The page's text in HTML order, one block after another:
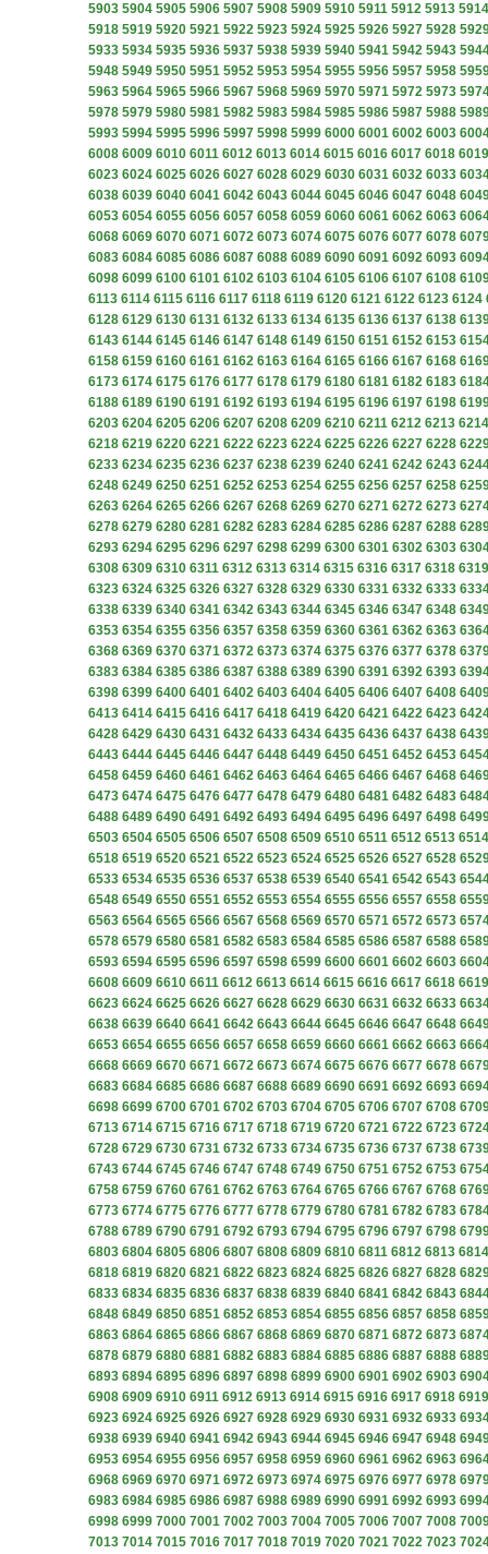
5903 5904 5905 5906 5907 5908 5909 5910 5911 5912 5913 5914
5918 5919 5920 5921 5922 5923 5924 5925 5926 5927 5928
5933 5934 5935 5936 5937 5938 5939 5940 5941 5942 5943
5948 5949 5950 5951 5952 5953 5954 5955 5956 5957 5958
5963 5964 5965 5966 5967 5968 5969 5970 5971 5972 5973
5978 5979 5980 5981 5982 5983 5984 5985 5986 5987 5988
5993 5994 5995 5996 5997 5998 5999 6000 6001 6002 6003
6008 6009 6010 6011 6012 6013 6014 6015 6016 6017 6018 6019
6023 6024 6025 6026 6027 6028 6029 6030 6031 6032 6033
6038 6039 6040 6041 6042 6043 6044 6045 6046 6047 6048
6053 6054 6055 6056 6057 6058 6059 6060 6061 6062 6063
6068 6069 6070 6071 6072 6073 6074 6075 6076 6077 6078
6083 6084 6085 6086 6087 6088 6089 6090 6091 6092 6093
6098 6099 6100 6101 6102 6103 6104 6105 6106 6107 6108
6113 6114 6115 6116 6117 6118 6119 6120 6121 6122 6123 6124
6128 6129 6130 6131 6132 6133 6134 6135 6136 6137 6138
6143 6144 6145 6146 6147 6148 6149 6150 6151 6152 6153
6158 6159 6160 6161 6162 6163 6164 6165 6166 6167 6168
6173 6174 6175 6176 6177 6178 6179 6180 6181 6182 6183
6188 6189 6190 6191 6192 6193 6194 6195 6196 6197 6198
6203 6204 6205 6206 6207 6208 6209 6210 6211 6212 6213 6214
6218 6219 6220 6221 6222 6223 6224 6225 6226 6227 6228
6233 6234 6235 6236 6237 6238 6239 6240 6241 6242 6243
6248 6249 6250 6251 6252 6253 6254 6255 6256 6257 6258
6263 6264 6265 6266 6267 6268 6269 6270 6271 6272 6273
6278 6279 6280 6281 6282 6283 6284 6285 6286 6287 6288
6293 6294 6295 6296 6297 6298 6299 6300 6301 6302 6303
6308 6309 6310 6311 6312 6313 6314 6315 6316 6317 6318 6319
6323 6324 6325 6326 6327 6328 6329 6330 6331 6332 6333
6338 6339 6340 6341 6342 6343 6344 6345 6346 6347 6348
6353 6354 6355 6356 6357 6358 6359 6360 6361 6362 6363
6368 6369 6370 6371 6372 6373 6374 6375 6376 6377 6378
6383 6384 6385 6386 6387 6388 6389 6390 6391 6392 6393
6398 6399 6400 6401 6402 6403 6404 6405 6406 6407 6408
6413 6414 6415 6416 6417 6418 6419 6420 6421 6422 6423
6428 6429 6430 6431 6432 6433 6434 6435 6436 6437 6438
6443 6444 6445 6446 6447 6448 6449 6450 6451 6452 6453
6458 6459 6460 6461 6462 6463 6464 6465 6466 6467 6468
6473 6474 6475 6476 6477 6478 6479 6480 6481 6482 6483
6488 6489 6490 6491 6492 6493 6494 6495 6496 6497 6498
6503 6504 6505 6506 6507 6508 6509 6510 6511 6512 6513 6514
6518 6519 6520 6521 6522 6523 6524 6525 6526 6527 6528
6533 6534 6535 6536 6537 6538 6539 6540 6541 6542 6543
6548 6549 6550 6551 6552 6553 6554 6555 6556 6557 6558
6563 6564 6565 6566 6567 6568 6569 6570 6571 6572 6573
6578 6579 6580 6581 6582 6583 6584 6585 6586 6587 6588
6593 6594 6595 6596 6597 6598 6599 6600 6601 6602 6603
6608 6609 6610 6611 6612 6613 6614 6615 6616 6617 6618 6619
6623 6624 6625 6626 6627 6628 6629 6630 6631 6632 6633
6638 6639 6640 6641 6642 6643 6644 6645 6646 6647 6648
6653 6654 6655 6656 6657 6658 6659 6660 6661 6662 6663
6668 6669 6670 6671 6672 6673 6674 6675 6676 6677 6678
6683 6684 6685 6686 6687 6688 6689 6690 6691 6692 6693
6698 6699 6700 6701 6702 6703 6704 6705 6706 6707 6708
6713 6714 6715 6716 6717 6718 6719 6720 6721 6722 6723
6728 6729 6730 6731 6732 6733 6734 6735 6736 6737 6738
6743 6744 6745 6746 6747 6748 6749 6750 6751 6752 6753
6758 6759 6760 6761 6762 6763 6764 6765 6766 6767 6768
6773 6774 6775 6776 6777 6778 6779 6780 6781 6782 6783
6788 6789 6790 6791 6792 6793 6794 6795 6796 6797 6798
6803 6804 6805 6806 6807 6808 6809 6810 6811 6812 6813 6814
6818 6819 6820 6821 6822 6823 6824 6825 6826 6827 6828
6833 6834 6835 6836 6837 6838 6839 6840 6841 6842 6843
6848 6849 6850 6851 6852 6853 6854 6855 6856 6857 6858
6863 6864 6865 6866 6867 6868 6869 6870 6871 6872 6873
6878 6879 6880 6881 6882 6883 6884 6885 6886 6887 6888
6893 6894 6895 6896 6897 6898 6899 6900 6901 6902 6903
6908 6909 6910 6911 6912 6913 6914 6915 6916 6917 6918 6919
6923 6924 6925 6926 6927 6928 6929 6930 6931 6932 6933
6938 6939 6940 6941 6942 6943 6944 6945 6946 6947 6948
6953 6954 6955 6956 6957 6958 6959 6960 6961 6962 6963
6968 6969 6970 6971 6972 6973 6974 6975 6976 6977 6978
6983 6984 6985 6986 6987 6988 6989 6990 6991 6992 6993
6998 6999 7000 7001 7002 7003 7004 7005 7006 7007 7008
7013 7014 7015 7016 7017 7018 7019 7020 7021 7022 7023